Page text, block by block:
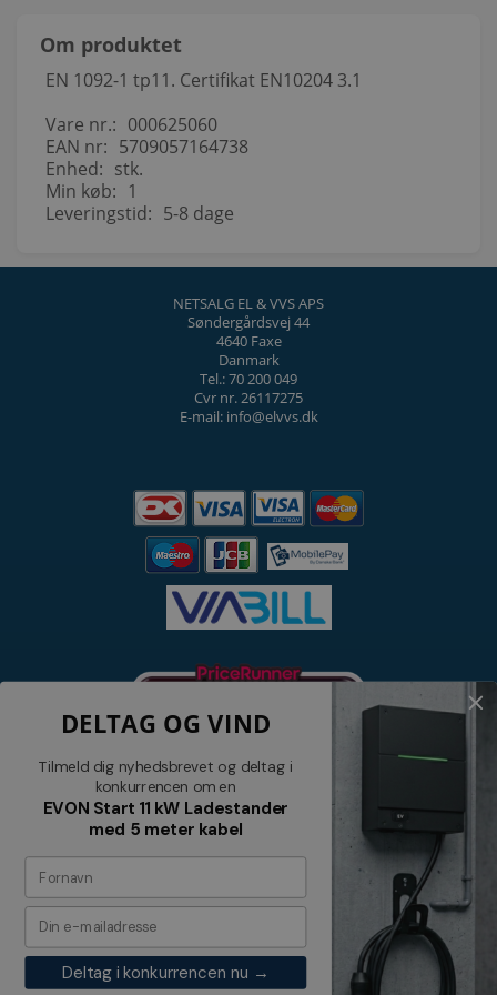
Om produktet
EN 1092-1 tp11. Certifikat EN10204 3.1
Vare nr.: 000625060
EAN nr: 5709057164738
Enhed: stk.
Min køb: 1
Leveringstid: 5-8 dage
NETSALG EL & VVS APS
Søndergårdsvej 44
4640 Faxe
Danmark
Tel.: 70 200 049
Cvr nr. 26117275
E-mail: info@elvvs.dk
Nyhedsbrev
Tilmeld dig vores nyhedsbrev og
modtag relevante tilbud og nyheder
DELTAG OG VIND
Tilmeld dig nyhedsbrevet og deltag i
konkurrencen om en
EVON Start 11 kW Ladestander
med 5 meter kabel
Deltag i konkurrencen nu →